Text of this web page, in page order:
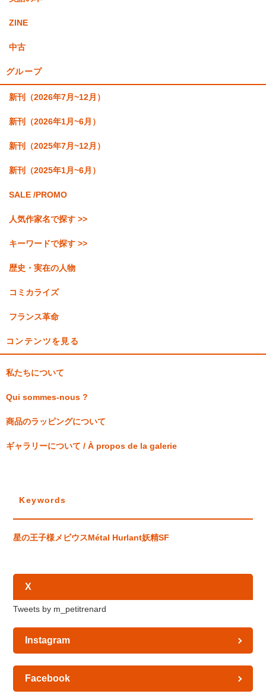
ZINE
中古
グループ
新刊（2026年7月~12月）
新刊（2026年1月~6月）
新刊（2025年7月~12月）
新刊（2025年1月~6月）
SALE /PROMO
人気作家名で探す >>
キーワードで探す >>
歴史・実在の人物
コミカライズ
フランス革命
コンテンツを見る
私たちについて
Qui sommes-nous ?
商品のラッピングについて
ギャラリーについて / À propos de la galerie
Keywords
星の王子様メビウスMétal Hurlant妖精SF
X
Tweets by m_petitrenard
Instagram
Facebook